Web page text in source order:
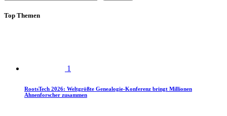
Top Themen
1
RootsTech 2026: Weltgrößte Genealogie-Konferenz bringt Millionen
Ahnenforscher zusammen